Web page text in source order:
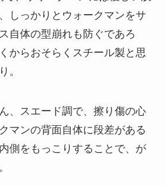
しっかりとウォークマンをサ
自体の型崩れも防ぐであろ
からおそらくスチール製と思
。
、スエード調で、擦り傷の心
マンの背面自体に段差がある
側をもっこりすることで、が